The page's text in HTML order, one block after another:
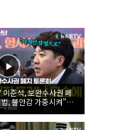
준석, 보완수사권 폐
, 불안감 가중시켜"｜
수사권 폐지 토론회